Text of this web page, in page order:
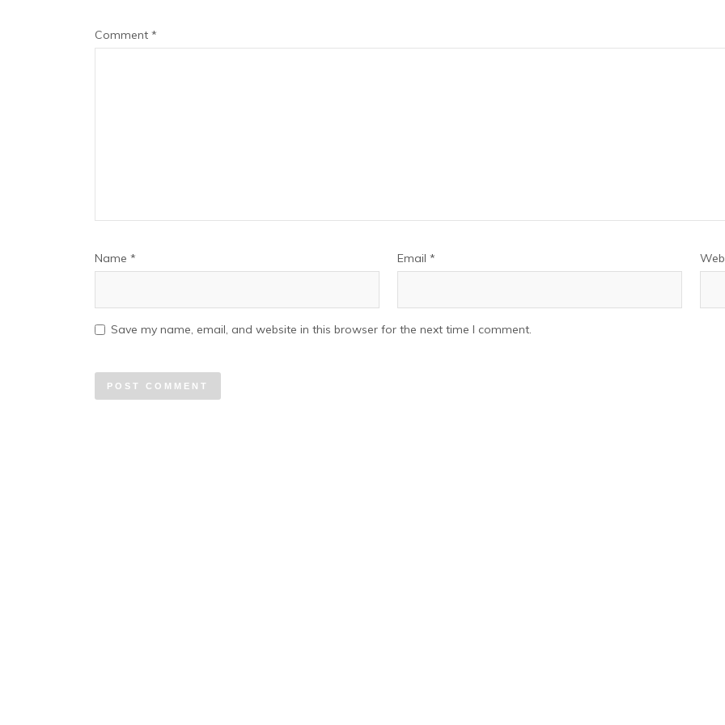
Comment *
Name * Email *
Save my name, email, and website in this browser for the next time I comment.